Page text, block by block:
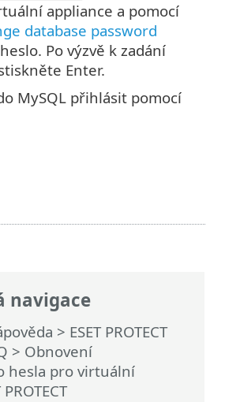
navigace
> ESET PROTECT
> Obnovení
hesla pro virtuální
appliance a pomocí
database password
Po výzvě k zadání
Enter.
MySQL přihlásit pomocí